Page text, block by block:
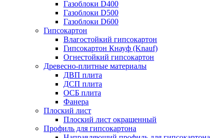
Газоблоки D400
Газоблоки D500
Газоблоки D600
Гипсокартон
Влагостойкий гипсокартон
Гипсокартон Кнауф (Knauf)
Огнестойкий гипсокартон
Древесно-плитные материалы
ДВП плита
ДСП плита
ОСБ плита
Фанера
Плоский лист
Плоский лист окрашенный
Профиль для гипсокартона